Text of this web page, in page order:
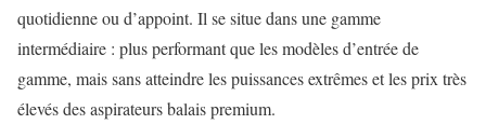
quotidienne ou d’appoint. Il se situe dans une gamme
intermédiaire : plus performant que les modèles d’entrée de
gamme, mais sans atteindre les puissances extrêmes et les prix très
élevés des aspirateurs balais premium.